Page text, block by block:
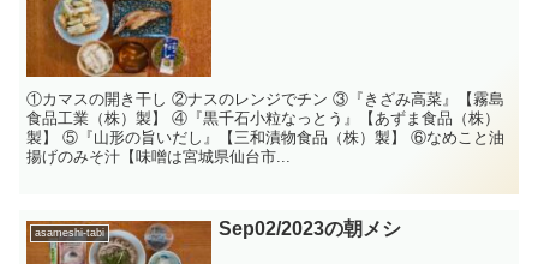
①カマスの開き干し ②ナスのレンジでチン ③『きざみ高菜』【霧島
食品工業（株）製】 ④『黒千石小粒なっとう』【あずま食品（株）
製】 ⑤『山形の旨いだし』【三和漬物食品（株）製】 ⑥なめこと油
揚げのみそ汁【味噌は宮城県仙台市...
asameshi-tabi Sep02/2023の朝メシ